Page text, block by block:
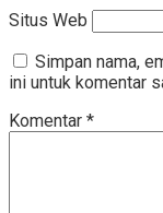
Situs Web
Simpan nama,
ini untuk komentar
Komentar *